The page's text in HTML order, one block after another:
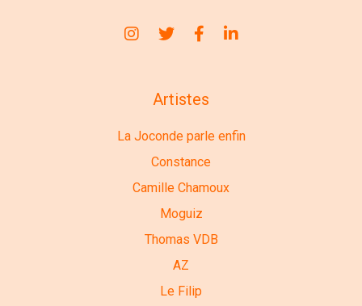
Artistes
La Joconde parle enfin
Constance
Camille Chamoux
Moguiz
Thomas VDB
AZ
Le Filip